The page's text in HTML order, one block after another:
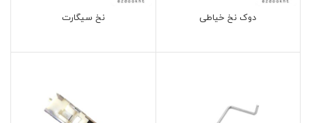
دوک نخ خیاطی نخ سیگارت